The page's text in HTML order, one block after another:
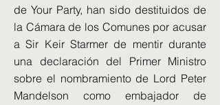
de Your Party, han sido destituidos de
la Cámara de los Comunes por acusar
a Sir Keir Starmer de mentir durante
una declaración del Primer Ministro
sobre el nombramiento de Lord Peter
Mandelson como embajador de